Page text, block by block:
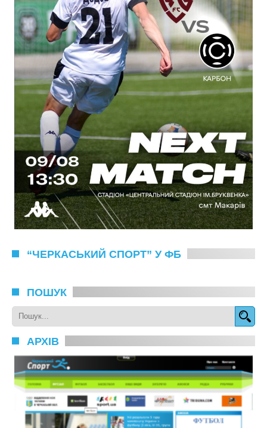
“ЧЕРКАСЬКИЙ СПОРТ” У ФБ
ПОШУК
АРХІВ